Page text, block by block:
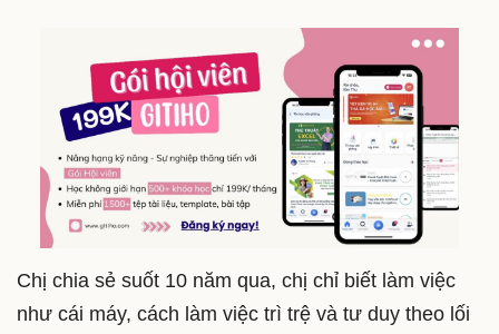
Chị chia sẻ suốt 10 năm qua, chị chỉ biết làm việc
như cái máy, cách làm việc trì trệ và tư duy theo lối